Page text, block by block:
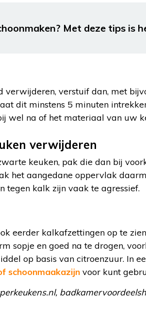
Met deze tips is
verwijderen, verstuif dan, met
dit minstens 5 minuten
wel na of het materiaal van uw
verwijderen
keuken, pak die dan bij
het aangedane oppervlak
tegen kalk zijn vaak te agressief.
eerder kalkafzettingen op te
sopje en goed na te drogen,
op basis van citroenzuur. In
schoonmaakazijn voor kunt